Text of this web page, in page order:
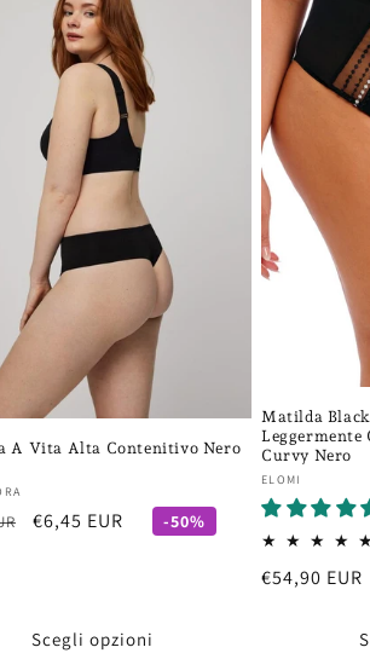
A Vita Alta Contenitivo Nero
Prezzo
€6,45 EUR -50%
Scegli opzioni
Matilda
Leggermente
Curvy Nero
Fornitore:
ELOMI
Prezzo
€54,90 EUR